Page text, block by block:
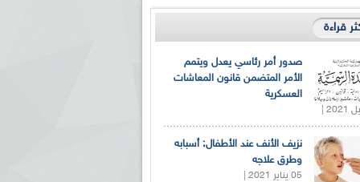
قراءة
صدور أمر رئاسي يعدل ويتمم
الأمر المتضمن قانون المعاشات
العسكرية
نزيف الأنف عند الأطفال: أسبابه
وطرق علاجه
05 يناير 2021 |